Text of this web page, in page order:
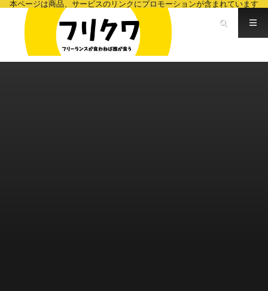
本ページは商品、サービスのリンクにプロモーションが含まれています